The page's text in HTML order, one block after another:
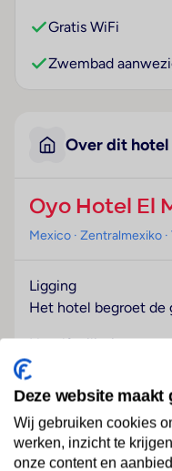
Gratis WiFi
Zwembad
Over dit hotel
Oyo Hotel El
Mexico · Zentralmexiko
Ligging
Het hotel begroet de
Hotelfaciliteiten
Dit hotel beschikt
de faciliteiten
Wi-Fi voorhanden.
kunnen in een
parkeerplaats
Deze website
Wij gebruiken cookies
werken, inzicht te
onze content en